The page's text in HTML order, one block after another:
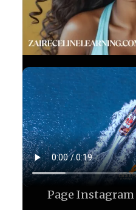
Page Instagram